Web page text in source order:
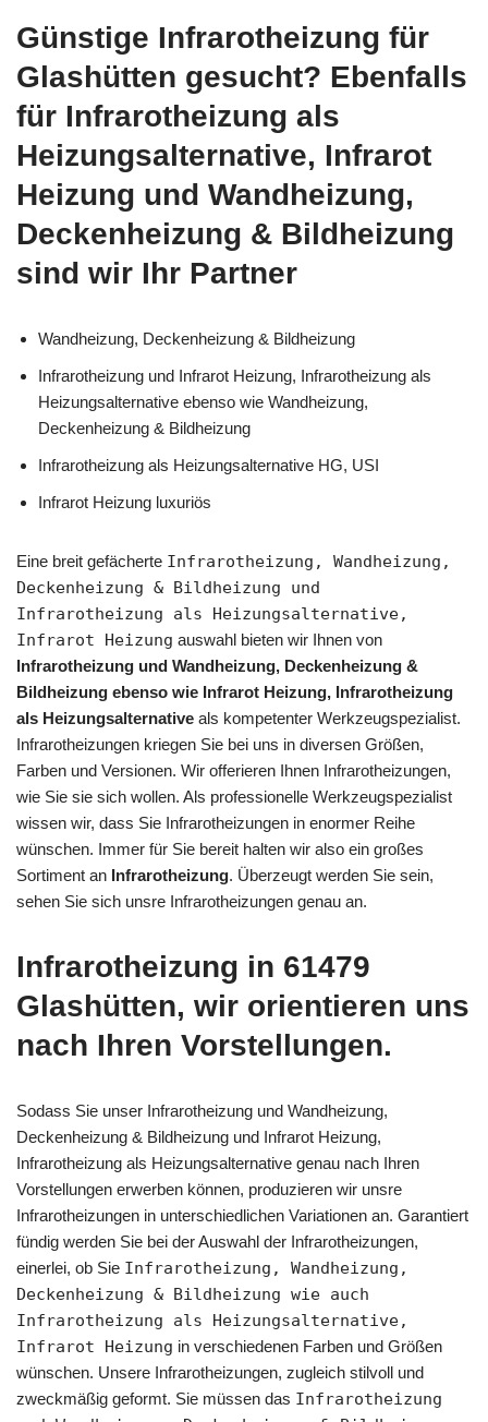
Günstige Infrarotheizung für
Glashütten gesucht? Ebenfalls
für Infrarotheizung als
Heizungsalternative, Infrarot
Heizung und Wandheizung,
Deckenheizung & Bildheizung
sind wir Ihr Partner
Wandheizung, Deckenheizung & Bildheizung
Infrarotheizung und Infrarot Heizung, Infrarotheizung als
Heizungsalternative ebenso wie Wandheizung,
Deckenheizung & Bildheizung
Infrarotheizung als Heizungsalternative HG, USI
Infrarot Heizung luxuriös
Eine breit gefächerte Infrarotheizung, Wandheizung,
Deckenheizung & Bildheizung und
Infrarotheizung als Heizungsalternative,
Infrarot Heizung auswahl bieten wir Ihnen von
Infrarotheizung und Wandheizung, Deckenheizung &
Bildheizung ebenso wie Infrarot Heizung, Infrarotheizung
als Heizungsalternative als kompetenter Werkzeugspezialist.
Infrarotheizungen kriegen Sie bei uns in diversen Größen,
Farben und Versionen. Wir offerieren Ihnen Infrarotheizungen,
wie Sie sie sich wollen. Als professionelle Werkzeugspezialist
wissen wir, dass Sie Infrarotheizungen in enormer Reihe
wünschen. Immer für Sie bereit halten wir also ein großes
Sortiment an Infrarotheizung. Überzeugt werden Sie sein,
sehen Sie sich unsre Infrarotheizungen genau an.
Infrarotheizung in 61479
Glashütten, wir orientieren uns
nach Ihren Vorstellungen.
Sodass Sie unser Infrarotheizung und Wandheizung,
Deckenheizung & Bildheizung und Infrarot Heizung,
Infrarotheizung als Heizungsalternative genau nach Ihren
Vorstellungen erwerben können, produzieren wir unsre
Infrarotheizungen in unterschiedlichen Variationen an. Garantiert
fündig werden Sie bei der Auswahl der Infrarotheizungen,
einerlei, ob Sie Infrarotheizung, Wandheizung,
Deckenheizung & Bildheizung wie auch
Infrarotheizung als Heizungsalternative,
Infrarot Heizung in verschiedenen Farben und Größen
wünschen. Unsere Infrarotheizungen, zugleich stilvoll und
zweckmäßig geformt. Sie müssen das Infrarotheizung